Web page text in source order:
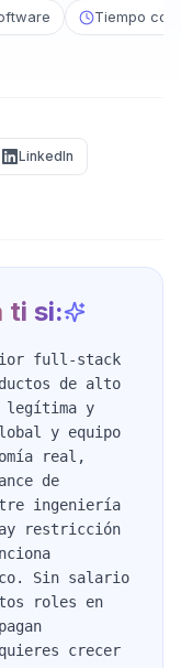
Tiempo
LinkedIn
ti si:
full-stack
de alto
legítima y
y equipo
real,
de
ingeniería
restricción
Sin salario
roles en
crecer